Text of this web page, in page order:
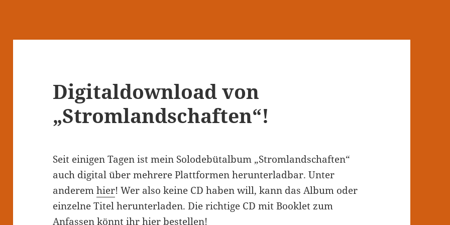
Digitaldownload von
„Stromlandschaften“!
Seit einigen Tagen ist mein Solodebütalbum „Stromlandschaften“
auch digital über mehrere Plattformen herunterladbar. Unter
anderemhier! Wer also keine CD haben will, kann das Album oder
einzelne Titel herunterladen. Die richtige CD mit Booklet zum
Anfassen könnt ihrhierbestellen!